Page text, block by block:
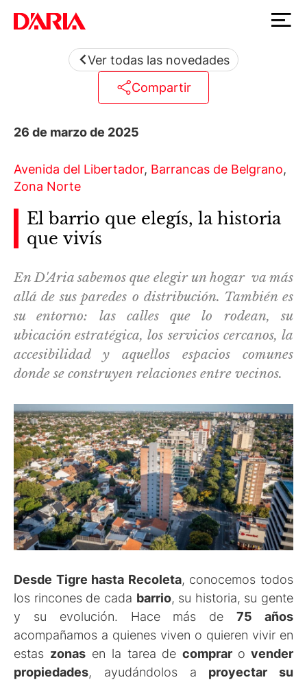
Ver todas las novedades
Compartir
26 de marzo de 2025
Avenida del Libertador, Barrancas de Belgrano,
Zona Norte
El barrio que elegís, la historia
que vivís
En D'Aria sabemos que elegir un hogar va más
allá de sus paredes o distribución. También es
su entorno: las calles que lo rodean, su
ubicación estratégica, los servicios cercanos, la
accesibilidad y aquellos espacios comunes
donde se construyen relaciones entre vecinos.
Desde Tigre hasta Recoleta, conocemos todos
los rincones de cada barrio, su historia, su gente
y su evolución. Hace más de75 años
acompañamos a quienes viven o quieren vivir en
estas zonasen la tarea decomprar o vender
propiedades, ayudándolos a proyectar su